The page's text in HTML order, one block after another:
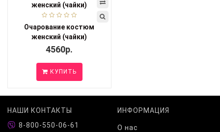
Очарование костюм
женский (чайки)
4560р.
КУПИТЬ
НАШИ КОНТАКТЫ
8-800-550-06-61
ИНФОРМАЦИЯ
О нас